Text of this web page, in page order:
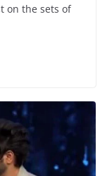
on the sets of